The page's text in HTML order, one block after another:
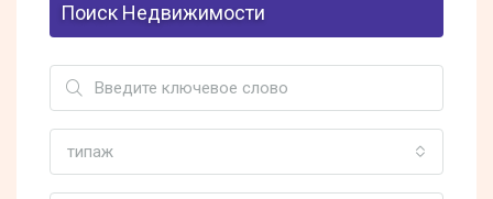
Поиск Недвижимости
типаж